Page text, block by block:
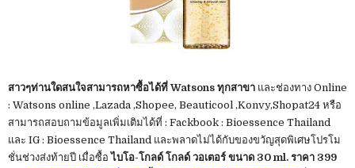
สาวๆท่านใดสนใจสามารถหาซื้อได้ที่ Watsons ทุกสาขา และช่องทาง Online
: Watsons online ,Lazada ,Shopee, Beauticool ,Konvy,Shopat24 หรือ
สามารถสอบถามข้อมูลเพิ่มเติมได้ที่ : Fackbook : Bioessence Thailand
และ IG : Bioessence Thailand และพลาดไม่ได้กับของขวัญสุดพิเศษโปรโม
ชั่นช่วงส่งท้ายปี เมื่อซื้อไบโอ-โกลด์ โกลด์ วอเตอร์ ขนาด 30 ml. ราคา 399